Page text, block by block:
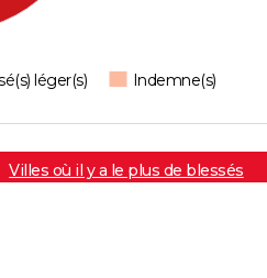
léger(s) Indemne(s)
Villes où il y a le plus de blessés